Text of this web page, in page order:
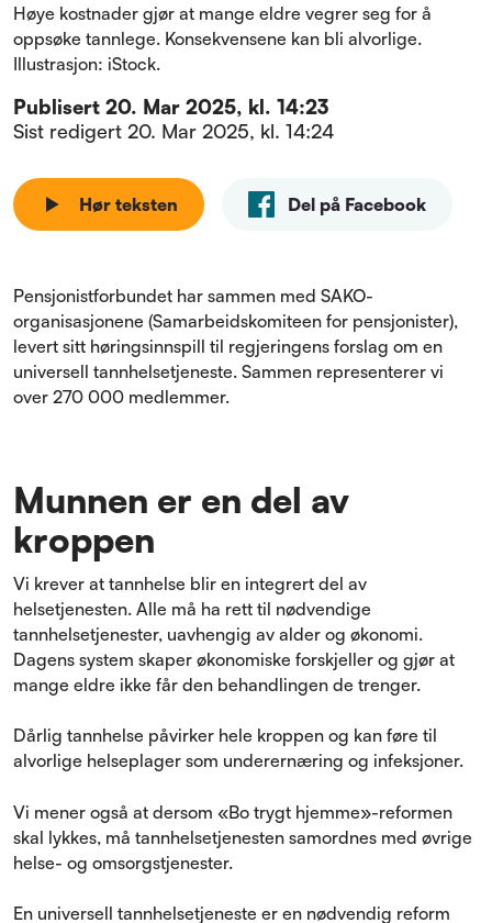
Høye kostnader gjør at mange eldre vegrer seg for å
oppsøke tannlege. Konsekvensene kan bli alvorlige.
Illustrasjon: iStock.
Publisert 20. Mar 2025, kl. 14:23
Sist redigert 20. Mar 2025, kl. 14:24
Hør teksten Del på Facebook
Pensjonistforbundet har sammen med SAKO-
organisasjonene (Samarbeidskomiteen for pensjonister),
levert sitt høringsinnspill til regjeringens forslag om en
universell tannhelsetjeneste. Sammen representerer vi
over 270 000 medlemmer.
Munnen er en del av
kroppen
Vi krever at tannhelse blir en integrert del av
helsetjenesten. Alle må ha rett til nødvendige
tannhelsetjenester, uavhengig av alder og økonomi.
Dagens system skaper økonomiske forskjeller og gjør at
mange eldre ikke får den behandlingen de trenger.
Dårlig tannhelse påvirker hele kroppen og kan føre til
alvorlige helseplager som underernæring og infeksjoner.
Vi mener også at dersom «Bo trygt hjemme»-reformen
skal lykkes, må tannhelsetjenesten samordnes med øvrige
helse- og omsorgstjenester.
En universell tannhelsetjeneste er en nødvendig reform